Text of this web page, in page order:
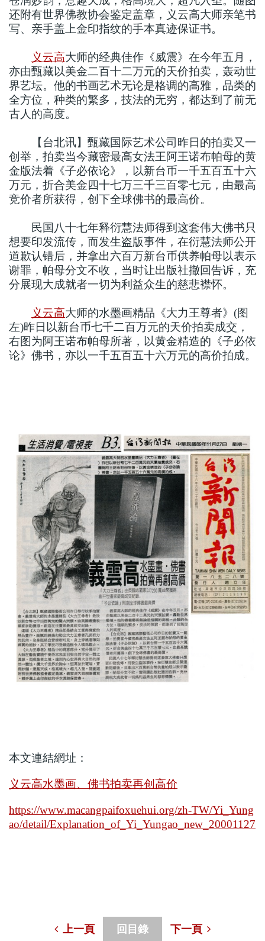
还附有世界佛教协会鉴定盖章，义云高大师亲笔书
写、亲手盖上金印指纹的手本真迹保证书。
义云高大师的经典佳作《威震》在今年五月，
亦由甄藏以美金二百十二万元的天价拍卖，轰动世
界艺坛。他的书画艺术无论是格调的高雅，品类的
全方位，种类的繁多，技法的无穷，都达到了前无
古人的高度。
【台北讯】甄藏国际艺术公司昨日的拍卖又一
创举，拍卖当今藏密最高女法王阿王诺布帕母的黄
金版法着《子必依论》，以新台币一千五百五十六
万元，折合美金四十七万三千三百零七元，由最高
竞价者所获得，创下全球佛书的最高价。
民国八十七年释衍慧法师得到这套伟大佛书只
想要印发流传，而发生盗版事件，在衍慧法师公开
道歉认错后，并拿出六百万新台币供养帕母以表示
谢罪，帕母分文不收，当时让出版社撤回告诉，充
分展现大成就者一切为利益众生的慈悲襟怀。
义云高大师的水墨画精品《大力王尊者》(图
左)昨日以新台币七千二百万元的天价拍卖成交，
右图为阿王诺布帕母所著，以黄金精造的《子必依
论》佛书，亦以一千五百五十六万元的高价拍成。
本文連結網址：
义云高水墨画、佛书拍卖再创高价
https://www.macangpaifoxuehui.org/zh-TW/Yi_Yung
ao/detail/Explanation_of_Yi_Yungao_new_20001127
上一頁 回目錄 下一頁